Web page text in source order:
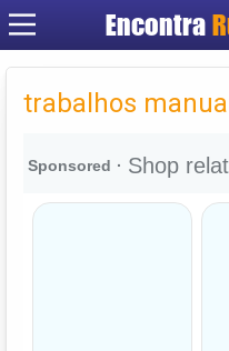
Encontra
trabalhos